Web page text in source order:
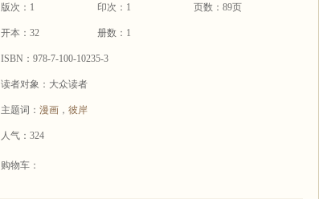
版次：1 印次：1 页数：89页
开本：32 册数：1
ISBN：978-7-100-10235-3
读者对象：大众读者
主题词： 漫画 ， 彼岸
人气：324
购物车：